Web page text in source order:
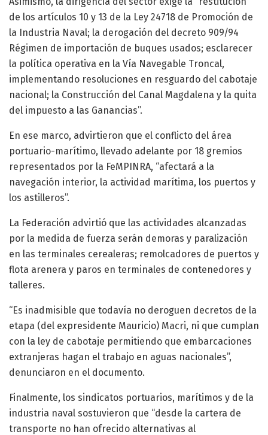
de los artículos 10 y 13 de la Ley 24718 de Promoción de
la Industria Naval; la derogación del decreto 909/94
Régimen de importación de buques usados; esclarecer
la política operativa en la Vía Navegable Troncal,
implementando resoluciones en resguardo del cabotaje
nacional; la Construcción del Canal Magdalena y la quita
del impuesto a las Ganancias”.
En ese marco, advirtieron que el conflicto del área
portuario-marítimo, llevado adelante por 18 gremios
representados por la FeMPINRA, “afectará a la
navegación interior, la actividad marítima, los puertos y
los astilleros”.
La Federación advirtió que las actividades alcanzadas
por la medida de fuerza serán demoras y paralización
en las terminales cerealeras; remolcadores de puertos y
flota arenera y paros en terminales de contenedores y
talleres.
“Es inadmisible que todavía no deroguen decretos de la
etapa (del expresidente Mauricio) Macri, ni que cumplan
con la ley de cabotaje permitiendo que embarcaciones
extranjeras hagan el trabajo en aguas nacionales”,
denunciaron en el documento.
Finalmente, los sindicatos portuarios, marítimos y de la
industria naval sostuvieron que “desde la cartera de
transporte no han ofrecido alternativas al